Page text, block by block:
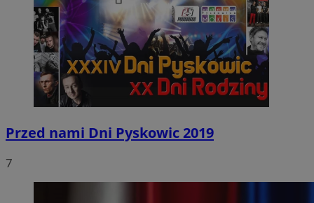
Przed nami Dni Pyskowic 2019
7